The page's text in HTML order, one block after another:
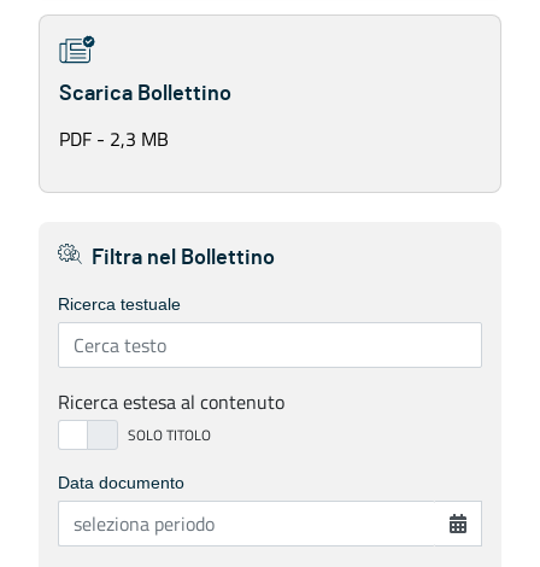
Scarica Bollettino
PDF - 2,3 MB
Filtra nel Bollettino
Ricerca testuale
Ricerca estesa al contenuto
Data documento